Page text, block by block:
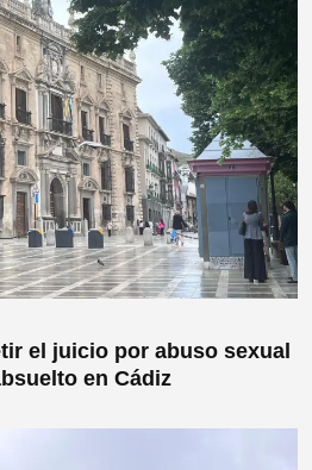
el juicio por abuso sexual
en Cádiz